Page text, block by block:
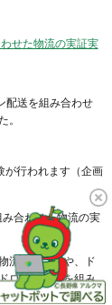
せた物流の実証実
配送を組み合わせ
。
が行われます（企画
合わせた物流の実
流網の構築や、ド
ローン配送を組み